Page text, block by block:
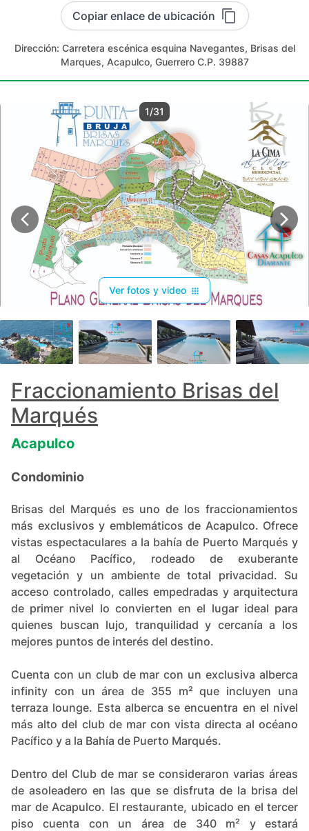
Copiar enlace de ubicación
Dirección: Carretera escénica esquina Navegantes, Brisas del
Marques, Acapulco, Guerrero C.P. 39887
1/31
Ver fotos y video
Fraccionamiento Brisas del
Marqués
Acapulco
Condominio
Brisas del Marqués es uno de los fraccionamientos
más exclusivos y emblemáticos de Acapulco. Ofrece
vistas espectaculares a la bahía de Puerto Marqués y
al Océano Pacífico, rodeado de exuberante
vegetación y un ambiente de total privacidad. Su
acceso controlado, calles empedradas y arquitectura
de primer nivel lo convierten en el lugar ideal para
quienes buscan lujo, tranquilidad y cercanía a los
mejores puntos de interés del destino.
Cuenta con un club de mar con un exclusiva alberca
infinity con un área de 355 m² que incluyen una
terraza lounge. Esta alberca se encuentra en el nivel
más alto del club de mar con vista directa al océano
Pacífico y a la Bahía de Puerto Marqués.
Dentro del Club de mar se consideraron varias áreas
de asoleadero en las que se disfruta de la brisa del
mar de Acapulco. El restaurante, ubicado en el tercer
piso cuenta con un área de 340 m² y estará